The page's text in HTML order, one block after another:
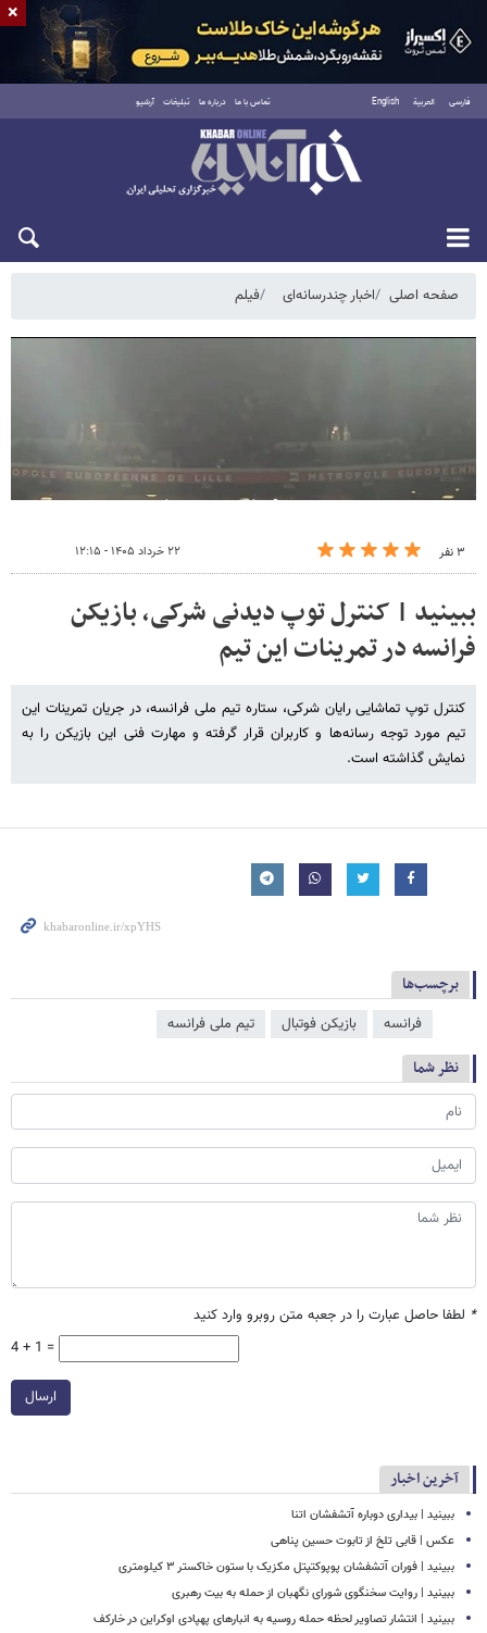
فارسی العربية English تماس با ما درباره ما تبلیغات آرشیو
یکشنبه ۱۸ مرداد ۱۴۰۵
صفحه اصلی اخبار چندرسانه‌ای فیلم
۳ نفر ۲۲ خرداد ۱۴۰۵ - ۱۲:۱۵
ببینید | کنترل توپ دیدنی شرکی، بازیکن
فرانسه در تمرینات این تیم
کنترل توپ تماشایی رایان شرکی، ستاره تیم ملی فرانسه، در جریان تمرینات این
تیم مورد توجه رسانه‌ها و کاربران قرار گرفته و مهارت فنی این بازیکن را به
نمایش گذاشته است.
برچسب‌ها
فرانسه بازیکن فوتبال تیم ملی فرانسه
نظر شما
* لطفا حاصل عبارت را در جعبه متن روبرو وارد کنید
4 + 1 =
ارسال
آخرین اخبار
ببینید | بیداری دوباره آتشفشان اتنا
عکس | قابی تلخ از تابوت حسین پناهی
ببینید | فوران آتشفشان پوپوکتپتل مکزیک با ستون خاکستر ۳ کیلومتری
ببینید | روایت سخنگوی شورای نگهبان از حمله به بیت رهبری
ببینید | انتشار تصاویر لحظه حمله روسیه به انبارهای پهپادی اوکراین در خارکف
×